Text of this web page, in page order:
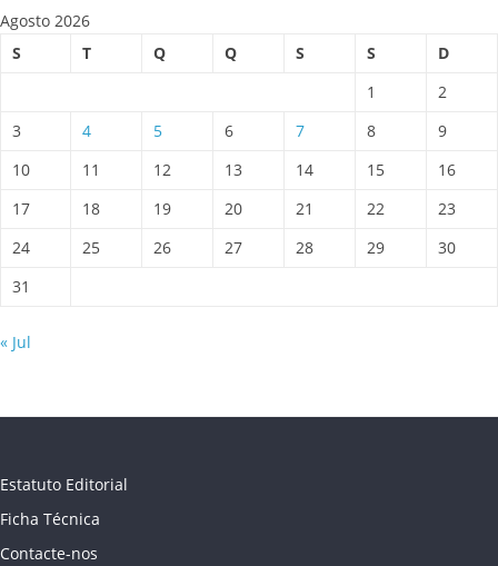
Agosto 2026
S
T Q Q S S
D
1
2
3
4 5 6 7 8
9
10
11 12 13 14 15
16
17
18 19 20 21 22
23
24
25 26 27 28 29
30
31
« Jul
Estatuto Editorial
Ficha Técnica
Contacte-nos